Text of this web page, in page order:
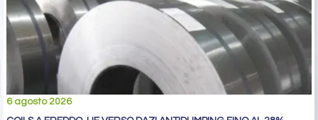
6 agosto 2026